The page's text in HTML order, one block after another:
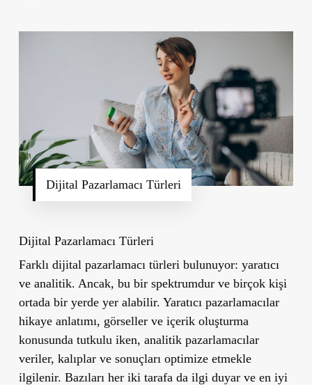
Dijital Pazarlamacı Türleri
Dijital Pazarlamacı Türleri
Farklı dijital pazarlamacı türleri bulunuyor: yaratıcı
ve analitik. Ancak, bu bir spektrumdur ve birçok kişi
ortada bir yerde yer alabilir. Yaratıcı pazarlamacılar
hikaye anlatımı, görseller ve içerik oluşturma
konusunda tutkulu iken, analitik pazarlamacılar
veriler, kalıplar ve sonuçları optimize etmekle
ilgilenir. Bazıları her iki tarafa da ilgi duyar ve en iyi